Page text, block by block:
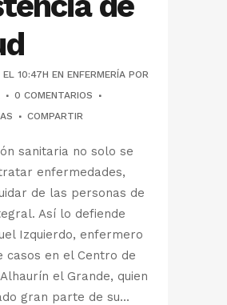
EL 10:47H EN ENFERMERÍA POR
0 COMENTARIOS
COMPARTIR
sanitaria no solo se
enfermedades,
de las personas de
Así lo defiende
Izquierdo, enfermero
casos en el Centro de
el Grande, quien
gran parte de su...